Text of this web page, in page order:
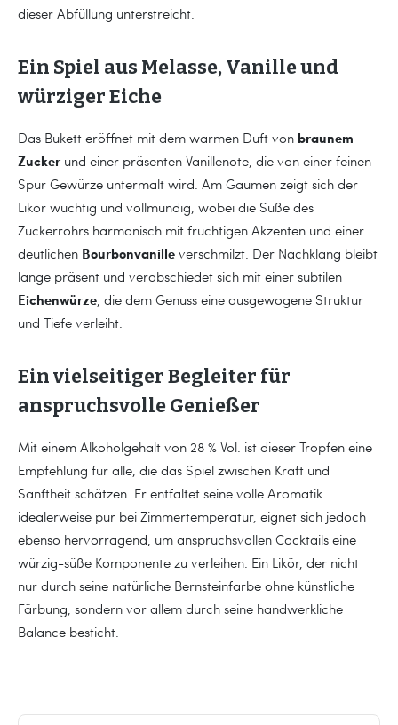
dieser Abfüllung unterstreicht.
Ein Spiel aus Melasse, Vanille und
würziger Eiche
Das Bukett eröffnet mit dem warmen Duft von braunem
Zucker und einer präsenten Vanillenote, die von einer feinen
Spur Gewürze untermalt wird. Am Gaumen zeigt sich der
Likör wuchtig und vollmundig, wobei die Süße des
Zuckerrohrs harmonisch mit fruchtigen Akzenten und einer
deutlichen Bourbonvanille verschmilzt. Der Nachklang bleibt
lange präsent und verabschiedet sich mit einer subtilen
Eichenwürze , die dem Genuss eine ausgewogene Struktur
und Tiefe verleiht.
Ein vielseitiger Begleiter für
anspruchsvolle Genießer
Mit einem Alkoholgehalt von 28 % Vol. ist dieser Tropfen eine
Empfehlung für alle, die das Spiel zwischen Kraft und
Sanftheit schätzen. Er entfaltet seine volle Aromatik
idealerweise pur bei Zimmertemperatur, eignet sich jedoch
ebenso hervorragend, um anspruchsvollen Cocktails eine
würzig-süße Komponente zu verleihen. Ein Likör, der nicht
nur durch seine natürliche Bernsteinfarbe ohne künstliche
Färbung, sondern vor allem durch seine handwerkliche
Balance besticht.